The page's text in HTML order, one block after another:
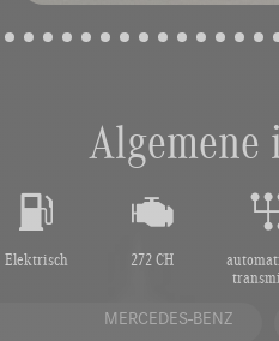
Elektrisch 272 CH
MERCEDES-BENZ